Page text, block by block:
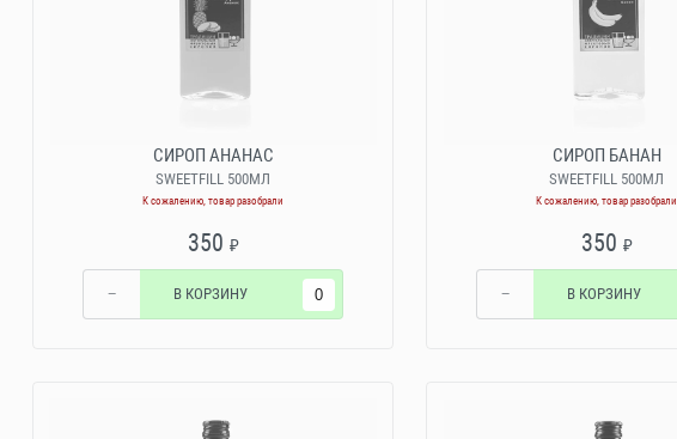
СИРОП АНАНАС
SWEETFILL 500МЛ
К сожалению, товар разобрали
350 ₽
− В КОРЗИНУ
СИРОП БАНАН
SWEETFILL 500МЛ
К сожалению, товар разобрали
350 ₽
− В КОРЗИНУ